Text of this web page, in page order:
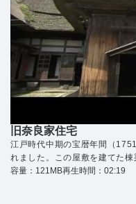
旧奈良家住宅
（ダウンロードできます
江戸時代中期の宝暦年間（
れました。この屋敷を建てた棟
容量：121MB再生時間：02:19